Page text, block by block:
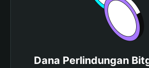
Dana Perlindungan